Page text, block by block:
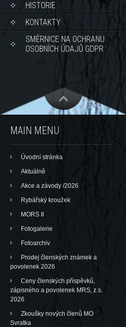
HISTORIE
KONTAKTY
SMĚRNICE NA OCHRANU
OSOBNÍCH ÚDAJŮ GDPR
MAIN MENU
Úvodní stránka
Aktuálně
Akce a závody /2026
Rybářský kroužek
MORS II
Fotogalerie
Fotoarchiv
Prodej členských známek a
povolenek 2026
Ceny členských příspěvků,
zápisného a povolenek MRS, z.s.
2026
Zkoušky nových členů MO
Svratka